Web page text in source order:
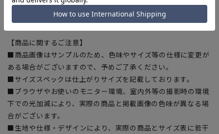
この商品はリサイクル原料を使用し、プラスチック・スマート
に賛同しています。
【商品に関するご注意】
■商品画像はサンプルのため、色味やサイズ等の仕様に変更が
ある場合がございますので、予めご了承ください。
■サイズスペックは仕上がりサイズを記載しております。
■ブラウザやお使いのモニター環境、室内外等の撮影時の環境
下での光加減により、実際の商品と掲載画像の色味が異なる場
合がございます。
■生地や仕様・デザインにより、実際の商品とサイズ表に若干